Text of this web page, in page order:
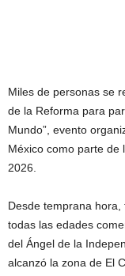
Miles de personas se
de la Reforma para
Mundo”, evento
México como parte de
2026.
Desde temprana
todas las edades
del Ángel de la
alcanzó la zona de El